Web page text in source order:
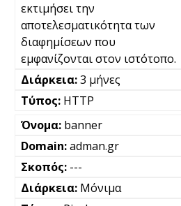
εκτιμήσει την
αποτελεσματικότητα των
διαφημίσεων που
εμφανίζονται στον ιστότοπο.
3 μήνες
HTTP
banner
adman.gr
---
Μόνιμα